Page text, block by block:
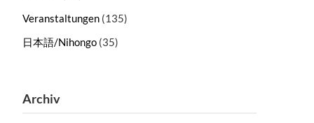
Veranstaltungen(135)
日本語/Nihongo(35)
Archiv